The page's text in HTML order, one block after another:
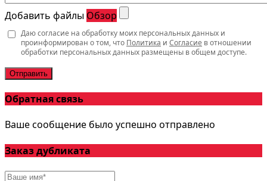
Добавить файлы Обзор
Даю согласие на обработку моих персональных данных и
проинформирован о том, что Политика и Согласие в отношении
обработки персональных данных размещены в общем доступе.
Отправить
Обратная связь
Ваше сообщение было успешно отправлено
Заказ дубликата